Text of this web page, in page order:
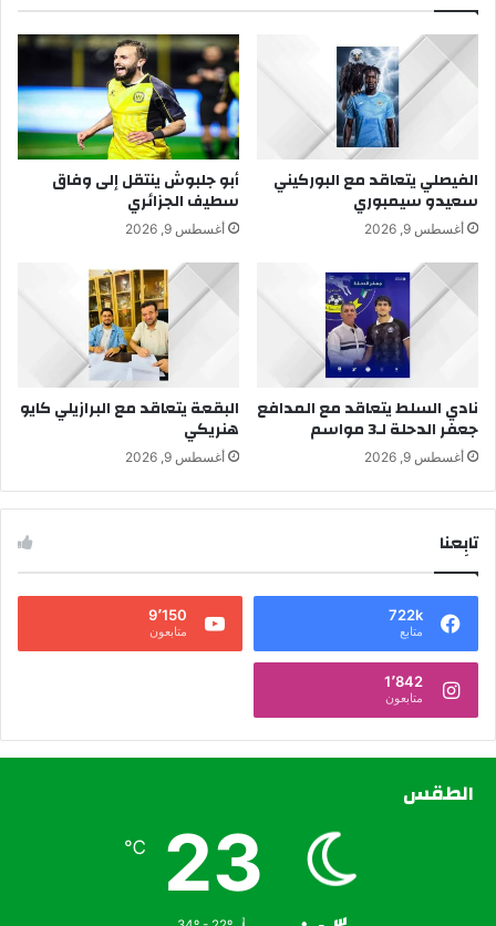
الفيصلي يتعاقد مع البوركيني
سعيدو سيمبوري
أغسطس 9, 2026
أبو جلبوش ينتقل إلى وفاق
سطيف الجزائري
أغسطس 9, 2026
نادي السلط يتعاقد مع المدافع
جعفر الدحلة لـ3 مواسم
أغسطس 9, 2026
البقعة يتعاقد مع البرازيلي كايو
هنريكي
أغسطس 9, 2026
تابِعنا
722k
متابع
9٬150
متابعون
1٬842
متابعون
الطقس
23
℃